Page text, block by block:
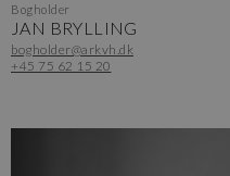
Bogholder
JAN BRYLLING
bogholder@arkvh.dk
+45 75 62 15 20